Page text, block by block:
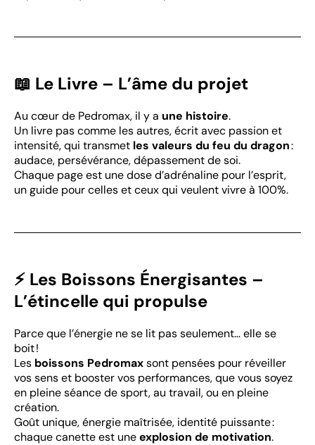
📖 Le Livre – L’âme du projet
Au cœur de Pedromax, il y a une histoire.
Un livre pas comme les autres, écrit avec passion et
intensité, qui transmet les valeurs du feu du dragon:
audace, persévérance, dépassement de soi.
Chaque page est une dose d’adrénaline pour l’esprit,
un guide pour celles et ceux qui veulent vivre à 100%.
⚡ Les Boissons Énergisantes –
L’étincelle qui propulse
Parce que l’énergie ne se lit pas seulement… elle se
boit !
Les boissons Pedromaxsont pensées pour réveiller
vos sens et booster vos performances, que vous soyez
en pleine séance de sport, au travail, ou en pleine
création.
Goût unique, énergie maîtrisée, identité puissante :
chaque canette est uneexplosion de motivation.